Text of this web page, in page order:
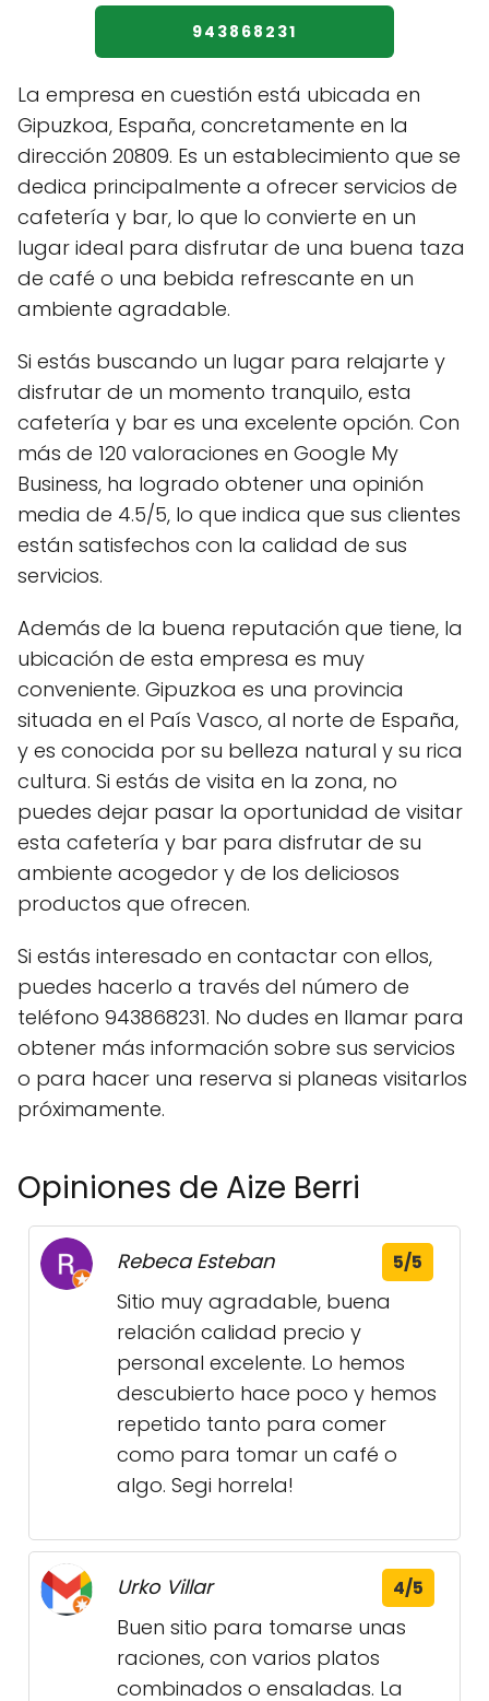
943868231
La empresa en cuestión está ubicada en
Gipuzkoa, España, concretamente en la
dirección 20809. Es un establecimiento que se
dedica principalmente a ofrecer servicios de
cafetería y bar, lo que lo convierte en un
lugar ideal para disfrutar de una buena taza
de café o una bebida refrescante en un
ambiente agradable.
Si estás buscando un lugar para relajarte y
disfrutar de un momento tranquilo, esta
cafetería y bar es una excelente opción. Con
más de 120 valoraciones en Google My
Business, ha logrado obtener una opinión
media de 4.5/5, lo que indica que sus clientes
están satisfechos con la calidad de sus
servicios.
Además de la buena reputación que tiene, la
ubicación de esta empresa es muy
conveniente. Gipuzkoa es una provincia
situada en el País Vasco, al norte de España,
y es conocida por su belleza natural y su rica
cultura. Si estás de visita en la zona, no
puedes dejar pasar la oportunidad de visitar
esta cafetería y bar para disfrutar de su
ambiente acogedor y de los deliciosos
productos que ofrecen.
Si estás interesado en contactar con ellos,
puedes hacerlo a través del número de
teléfono 943868231. No dudes en llamar para
obtener más información sobre sus servicios
o para hacer una reserva si planeas visitarlos
próximamente.
Opiniones de Aize Berri
Rebeca Esteban 5/5
Sitio muy agradable, buena
relación calidad precio y
personal excelente. Lo hemos
descubierto hace poco y hemos
repetido tanto para comer
como para tomar un café o
algo. Segi horrela!
Urko Villar 4/5
Buen sitio para tomarse unas
raciones, con varios platos
combinados o ensaladas. La